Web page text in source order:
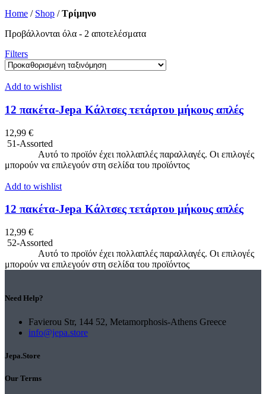
Home / Shop /Τρίμηνο
Προβάλλονται όλα - 2 αποτελέσματα
Filters
Add to wishlist
12 πακέτα-Jepa Κάλτσες τετάρτου μήκους απλές
12,99 €
51-Assorted
Αυτό το προϊόν έχει πολλαπλές παραλλαγές. Οι επιλογές
μπορούν να επιλεγούν στη σελίδα του προϊόντος
Add to wishlist
12 πακέτα-Jepa Κάλτσες τετάρτου μήκους απλές
12,99 €
52-Assorted
Αυτό το προϊόν έχει πολλαπλές παραλλαγές. Οι επιλογές
μπορούν να επιλεγούν στη σελίδα του προϊόντος
Need Help?
Favierou Str, 144 52, Metamorphosis-Athens Greece
info@jepa.store
Jepa.Store
Our Terms